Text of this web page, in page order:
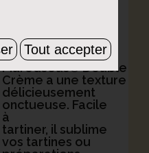
Double
Crème
Maredsous®Double
Crème a une texture
délicieusement
onctueuse. Facile
à
tartiner, il sublime
vos tartines ou
Tout accepter